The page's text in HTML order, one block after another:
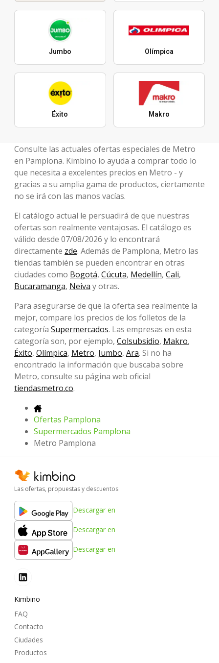
Jumbo Olímpica
Éxito Makro
Consulte las actuales ofertas especiales de Metro
en Pamplona. Kimbino lo ayuda a comprar todo lo
que necesita a excelentes precios en Metro - y
gracias a su amplia gama de productos, ciertamente
no se irá con las manos vacías.
El catálogo actual le persuadirá de que nuestras
ofertas son realmente ventajosas. El catálogo es
válido desde 07/08/2026 y lo encontrará
directamente zde. Además de Pamplona, Metro las
tiendas también se pueden encontrar en otras
ciudades como Bogotá, Cúcuta, Medellín, Cali,
Bucaramanga, Neiva y otras.
Para asegurarse de que la oferta sea realmente la
mejor, compare los precios de los folletos de la
categoría Supermercados. Las empresas en esta
categoría son, por ejemplo, Colsubsidio, Makro,
Éxito, Olímpica, Metro, Jumbo, Ara. Si no ha
encontrado la información que buscaba sobre
Metro, consulte su página web oficial
tiendasmetro.co.
Ofertas Pamplona
Supermercados Pamplona
Metro Pamplona
Las ofertas, propuestas y descuentos
Descargar en
Descargar en
Descargar en
Kimbino
FAQ
Contacto
Ciudades
Productos